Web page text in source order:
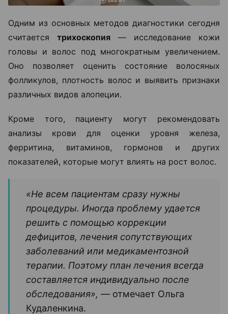
Одним из основных методов диагностики сегодня
считается трихоскопия — исследование кожи
головы и волос под многократным увеличением.
Оно позволяет оценить состояние волосяных
фолликулов, плотность волос и выявить признаки
различных видов алопеции.
Кроме того, пациенту могут рекомендовать
анализы крови для оценки уровня железа,
ферритина, витаминов, гормонов и других
показателей, которые могут влиять на рост волос.
«Не всем пациентам сразу нужны
процедуры. Иногда проблему удается
решить с помощью коррекции
дефицитов, лечения сопутствующих
заболеваний или медикаментозной
терапии. Поэтому план лечения всегда
составляется индивидуально после
обследования», — отмечает Ольга
Кудаленкина.